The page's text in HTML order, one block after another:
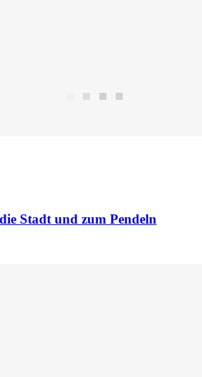
Stadt und zum Pendeln